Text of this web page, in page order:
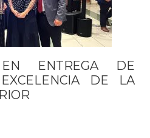
EN ENTREGA DE
DE LA